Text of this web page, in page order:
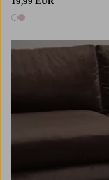
2 värejä